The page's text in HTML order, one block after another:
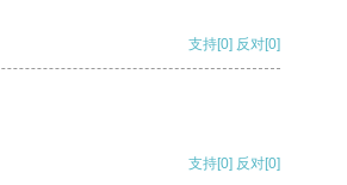
支持[0] 反对[0]
支持[0] 反对[0]